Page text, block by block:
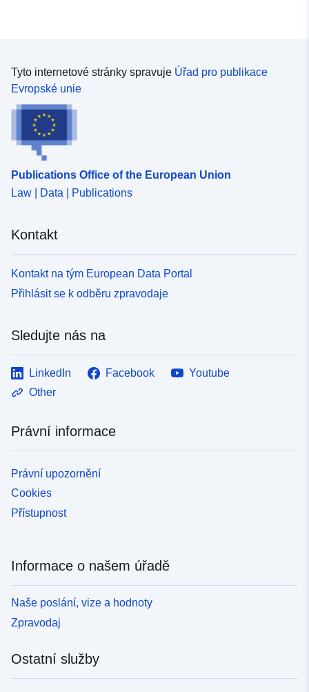
Tyto internetové stránky spravuje Úřad pro publikace
Evropské unie
Publications Office of the European Union
Law | Data | Publications
Kontakt
Kontakt na tým European Data Portal
Přihlásit se k odběru zpravodaje
Sledujte nás na
LinkedIn Facebook
Youtube
Other
Právní informace
Právní upozornění
Cookies
Přístupnost
Informace o našem úřadě
Naše poslání, vize a hodnoty
Zpravodaj
Ostatní služby